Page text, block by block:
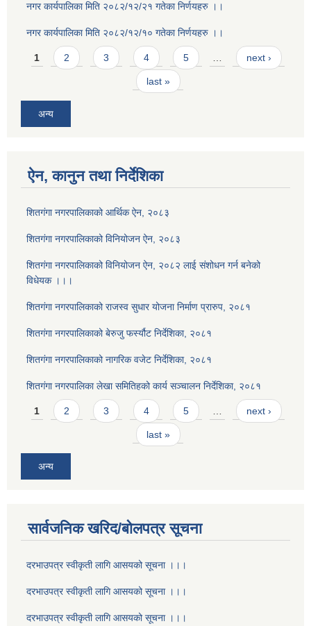
नगर कार्यपालिका मिति २०८२/१२/२१ गतेका निर्णयहरु ।।
नगर कार्यपालिका मिति २०८२/१२/१० गतेका निर्णयहरु ।।
Pages
1 2 3 4 5 … next ›
last »
अन्य
ऐन, कानुन तथा निर्देशिका
शितगंगा नगरपालिकाको आर्थिक ऐन, २०८३
शितगंगा नगरपालिकाको विनियोजन ऐन, २०८३
शितगंगा नगरपालिकाको विनियोजन ऐन, २०८२ लाई संशोधन गर्न बनेको
विधेयक ।।।
शितगंगा नगरपालिकाको राजस्व सुधार योजना निर्माण प्रारुप, २०८१
शितगंगा नगरपालिकाको बेरुजु फर्स्यौट निर्देशिका, २०८१
शितगंगा नगरपालिकाको नागरिक वजेट निर्देशिका, २०८१
शितगंगा नगरपालिका लेखा समितिहको कार्य सञ्चालन निर्देशिका, २०८१
Pages
1 2 3 4 5 next ›
last »
अन्य
सार्वजनिक खरिद/बोलपत्र सूचना
दरभाउपत्र स्वीकृती लागि आसयको सूचना ।।।
दरभाउपत्र स्वीकृती लागि आसयको सूचना ।।।
दरभाउपत्र स्वीकृती लागि आसयको सूचना ।।।